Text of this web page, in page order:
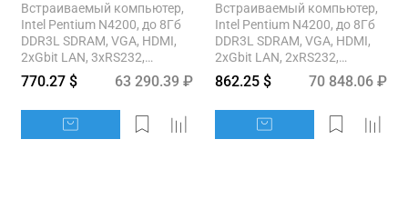
Встраиваемый компьютер,
Intel Pentium N4200, до 8Гб
DDR3L SDRAM, VGA, HDMI,
2xGbit LAN, 3xRS232,
1xRS232/422/485, 6xUSB,
full-size mini PCIe, SATA2,...
770.27 $ 63 290.39 ₽
Встраиваемый компьютер,
Intel Pentium N4200, до 8Гб
DDR3L SDRAM, VGA, HDMI,
2xGbit LAN, 2xRS232,
1xRS232/422/485, 4xUSB,
32bit DIO, SATA2, M.2...
862.25 $ 70 848.06 ₽